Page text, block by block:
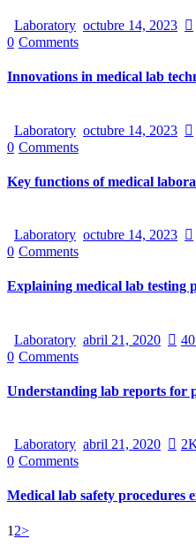
Laboratory octubre 14, 2023
0 Comments
Innovations in medical lab
Laboratory octubre 14, 2023
0 Comments
Key functions of medical
Laboratory octubre 14, 2023
0 Comments
Explaining medical lab testing
Laboratory abril 21, 2020
0 Comments
Understanding lab reports for
Laboratory abril 21, 2020
0 Comments
Medical lab safety procedures
Paginación
Page
1 Page
2>